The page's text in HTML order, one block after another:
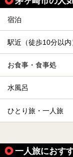
宿泊
駅近（徒歩10分以内
お食事・食事処
水風呂
ひとり旅・一人旅
一人旅におす